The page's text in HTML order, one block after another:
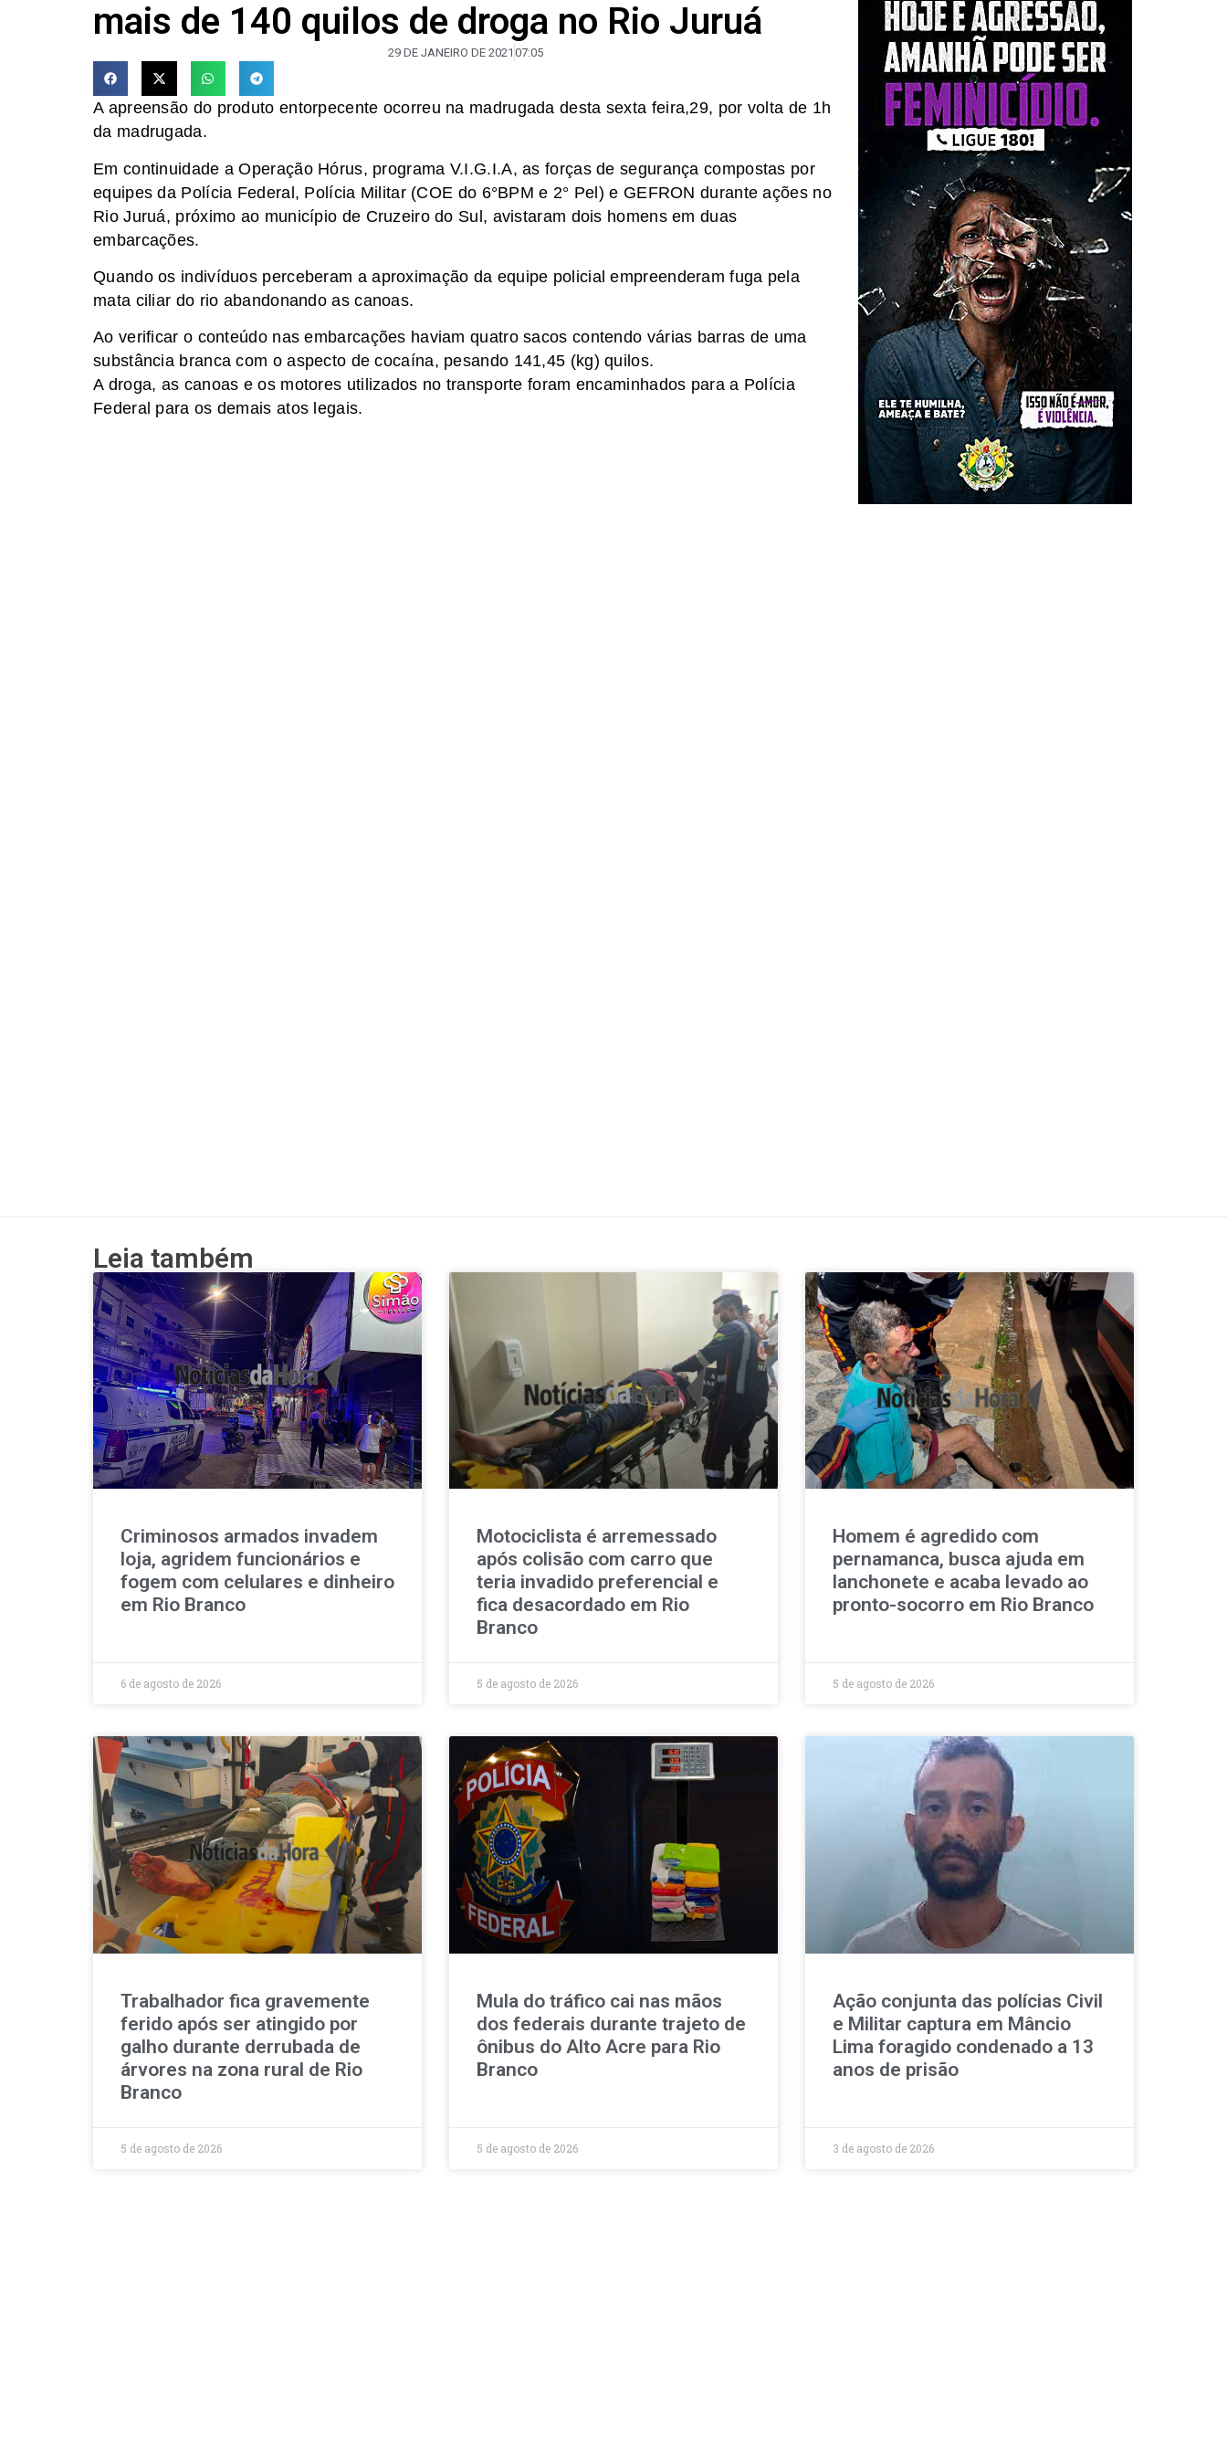
mais de 140 quilos de droga no Rio Juruá
29 DE JANEIRO DE 2021 07:05
A apreensão do produto entorpecente ocorreu na madrugada desta sexta feira,29, por volta de 1h
da madrugada.
Em continuidade a Operação Hórus, programa V.I.G.I.A, as forças de segurança compostas por
equipes da Polícia Federal, Polícia Militar (COE do 6°BPM e 2° Pel) e GEFRON durante ações no
Rio Juruá, próximo ao município de Cruzeiro do Sul, avistaram dois homens em duas
embarcações.
Quando os indivíduos perceberam a aproximação da equipe policial empreenderam fuga pela
mata ciliar do rio abandonando as canoas.
Ao verificar o conteúdo nas embarcações haviam quatro sacos contendo várias barras de uma
substância branca com o aspecto de cocaína, pesando 141,45 (kg) quilos.
A droga, as canoas e os motores utilizados no transporte foram encaminhados para a Polícia
Federal para os demais atos legais.
Leia também
Criminosos armados invadem
loja, agridem funcionários e
fogem com celulares e dinheiro
em Rio Branco
6 de agosto de 2026
Motociclista é arremessado
após colisão com carro que
teria invadido preferencial e
fica desacordado em Rio
Branco
5 de agosto de 2026
Homem é agredido com
pernamanca, busca ajuda em
lanchonete e acaba levado ao
pronto-socorro em Rio Branco
5 de agosto de 2026
Trabalhador fica gravemente
ferido após ser atingido por
galho durante derrubada de
árvores na zona rural de Rio
Branco
5 de agosto de 2026
Mula do tráfico cai nas mãos
dos federais durante trajeto de
ônibus do Alto Acre para Rio
Branco
5 de agosto de 2026
Ação conjunta das polícias Civil
e Militar captura em Mâncio
Lima foragido condenado a 13
anos de prisão
3 de agosto de 2026